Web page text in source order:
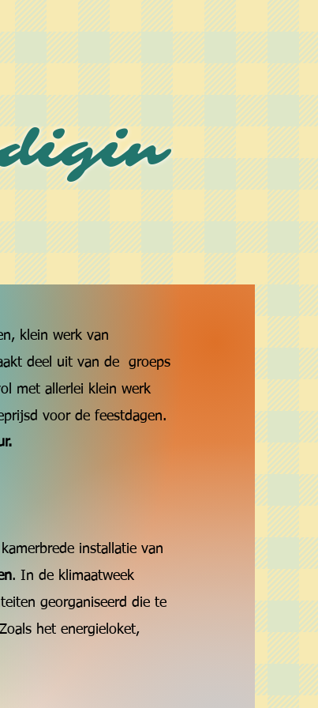
klein werk van
deel uit van de groeps
met allerlei klein werk
voor de feestdagen.
installatie van
. In de klimaatweek
georganiseerd die te
het energieloket,